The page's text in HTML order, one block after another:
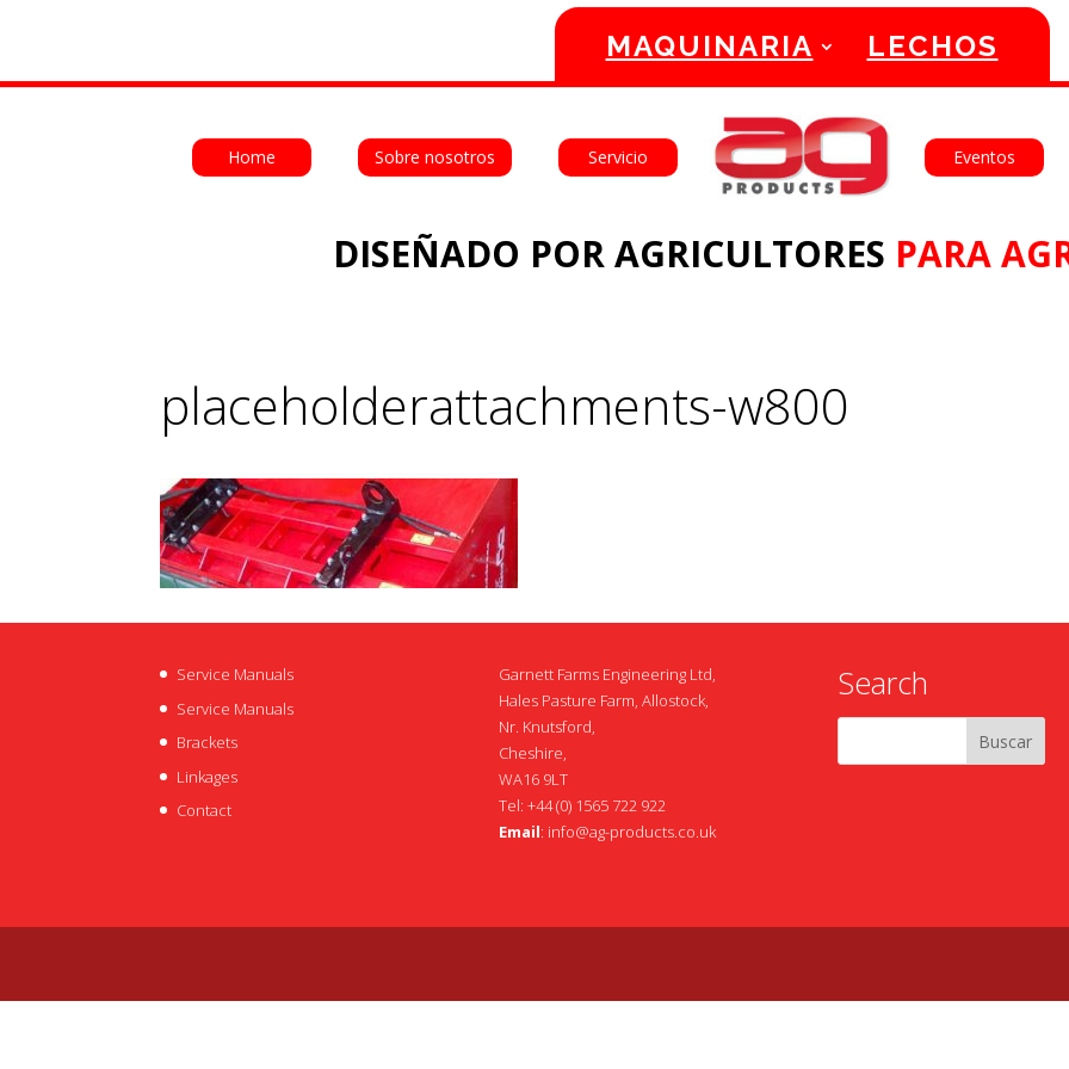
English
Home Sobre nosotros Servicio Eventos
DISEÑADO POR AGRICULTORES PARA
MAQUINARIA LECHOS
placeholderattachments-w800
Service Manuals
Service Manuals
Brackets
Linkages
Contact
Garnett Farms Engineering Ltd,
Hales Pasture Farm, Allostock,
Nr. Knutsford,
Cheshire,
WA16 9LT
Tel: +44 (0) 1565 722 922
Email: info@ag-products.co.uk
Search